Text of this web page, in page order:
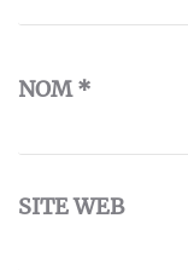
NOM*
SITE WEB